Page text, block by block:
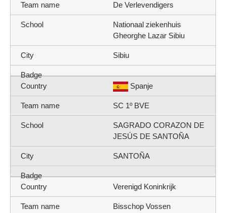
De Verlevendigers
Nationaal ziekenhuis
Gheorghe Lazar Sibiu
Sibiu
Spanje
SC 1º BVE
SAGRADO CORAZON DE
JESÚS DE SANTOÑA
SANTOÑA
Verenigd Koninkrijk
Bisschop Vossen